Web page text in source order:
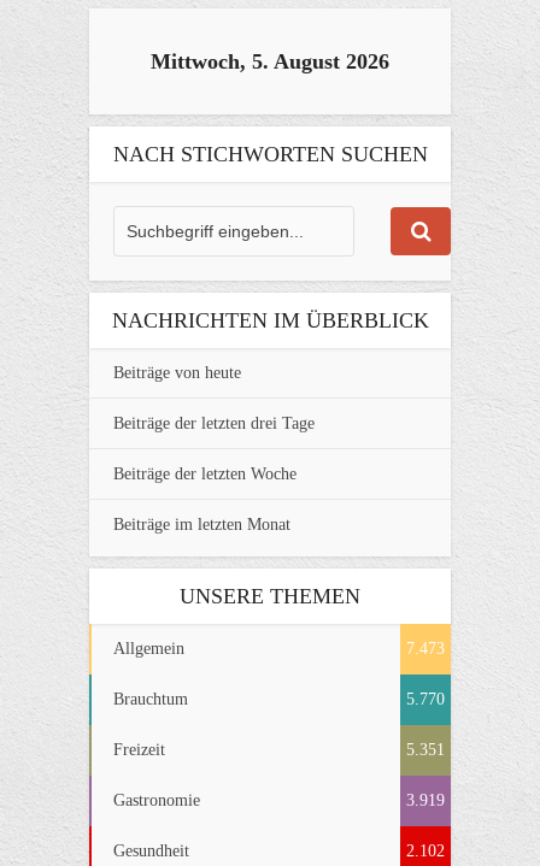
Mittwoch, 5. August 2026
NACH STICHWORTEN SUCHEN
NACHRICHTEN IM ÜBERBLICK
Beiträge von heute
Beiträge der letzten drei Tage
Beiträge der letzten Woche
Beiträge im letzten Monat
UNSERE THEMEN
Allgemein 7.473
Brauchtum 5.770
Freizeit 5.351
Gastronomie 3.919
Gesundheit 2.102